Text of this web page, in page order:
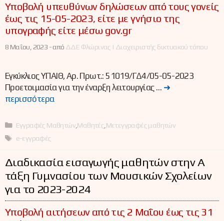
Υποβολή υπευθύνων δηλώσεων από τους γονείς
έως τις 15-05-2023, είτε με γνήσιο της
υπογραφής είτε μέσω gov.gr
8 Μαΐου, 2023 -από ΔΔΕ Φλώρινας | Διαχειριστής δικτυακού τόπου
Εγκύκλιος ΥΠΑΙΘ, Αρ. Πρωτ.: 51019/ΓΔ4/05-05-2023
Προετοιμασία για την έναρξη λειτουργίας … ➜
περισσότερα
Κατηγορίες
Εγγραφές Μαθητών,Μαθητές,Μετεγγραφές μαθητών
Ετικέτες
e-εγγραφές
Διαδικασία εισαγωγής μαθητών στην Α΄
τάξη Γυμνασίου των Μουσικών Σχολείων
για το 2023-2024
Υποβολή αιτήσεων από τις 2 Μαΐου έως τις 31